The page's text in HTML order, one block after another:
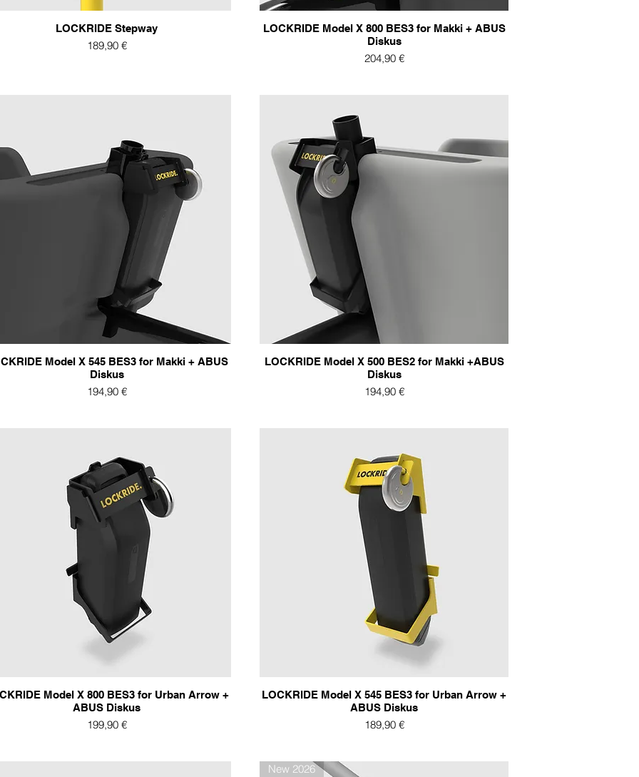
LOCKRIDE Stepway
Preis
189,90 €
LOCKRIDE Model X 800 BES3 for Makki + ABUS
Diskus
Preis
204,90 €
Model X 545 BES3 for Makki + ABUS
Diskus
Preis
194,90 €
LOCKRIDE Model X 500 BES2 for Makki +ABUS
Diskus
Preis
194,90 €
Model X 800 BES3 for Urban Arrow +
ABUS Diskus
Preis
199,90 €
LOCKRIDE Model X 545 BES3 for Urban Arrow +
ABUS Diskus
Preis
189,90 €
New 2026